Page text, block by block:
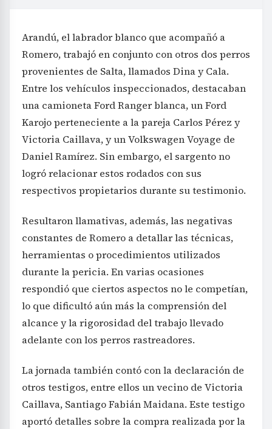
Arandú, el labrador blanco que acompañó a
Romero, trabajó en conjunto con otros dos perros
provenientes de Salta, llamados Dina y Cala.
Entre los vehículos inspeccionados, destacaban
una camioneta Ford Ranger blanca, un Ford
Karojo perteneciente a la pareja Carlos Pérez y
Victoria Caillava, y un Volkswagen Voyage de
Daniel Ramírez. Sin embargo, el sargento no
logró relacionar estos rodados con sus
respectivos propietarios durante su testimonio.
Resultaron llamativas, además, las negativas
constantes de Romero a detallar las técnicas,
herramientas o procedimientos utilizados
durante la pericia. En varias ocasiones
respondió que ciertos aspectos no le competían,
lo que dificultó aún más la comprensión del
alcance y la rigorosidad del trabajo llevado
adelante con los perros rastreadores.
La jornada también contó con la declaración de
otros testigos, entre ellos un vecino de Victoria
Caillava, Santiago Fabián Maidana. Este testigo
aportó detalles sobre la compra realizada por la